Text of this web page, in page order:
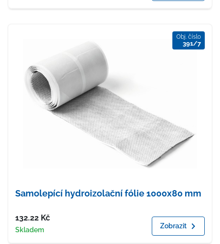
Obj. číslo
391/7
Samolepící hydroizolační fólie 1000x80 mm
Cena
132.22 Kč
Dostupnost
Skladem Zobrazit